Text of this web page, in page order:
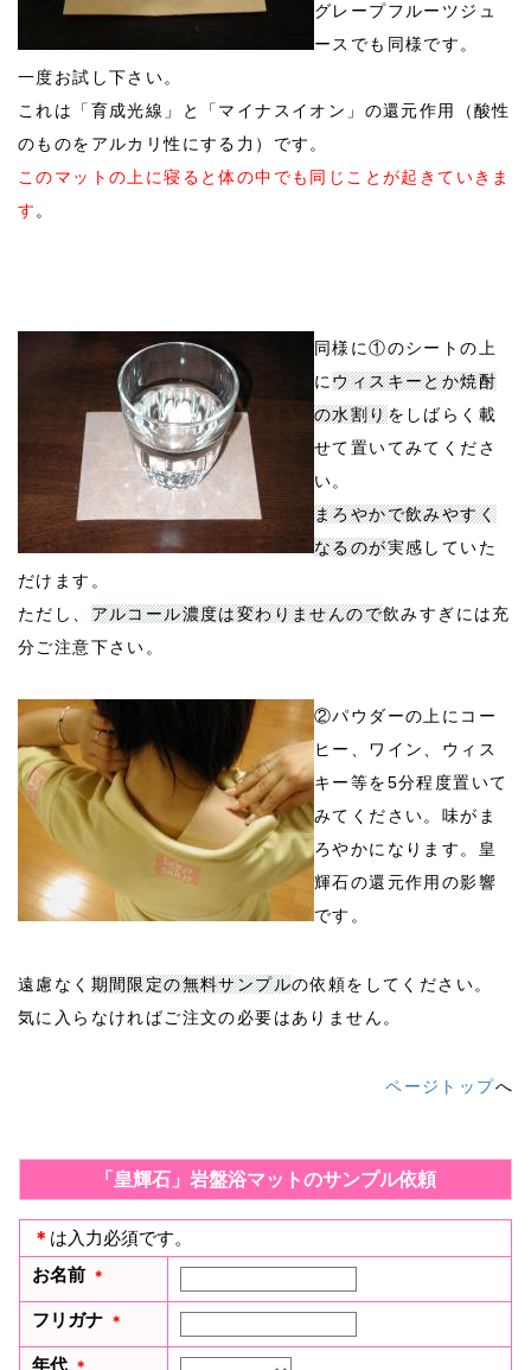
グレープフルーツジュ
ースでも同様です。
一度お試し下さい。
これは「育成光線」と「マイナスイオン」の還元作用（酸性
のものをアルカリ性にする力）です。
このマットの上に寝ると体の中でも同じことが起きていきま
す 。
同様に①のシートの上
にウィスキーとか焼酎
の水割りをしばらく載
せて置いてみてくださ
い。
まろやかで飲みやすく
なるのが実感していた
だけます。
ただし、 アルコール濃度は変わりませんので飲みすぎには充
分ご注意下さい。
②パウダーの上にコー
ヒー、ワイン、ウィス
キー等を5分程度置いて
みてください。味がま
ろやかになります。皇
輝石の還元作用の影響
です。
遠慮なく 期間限定の無料サンプルの依頼をしてください。
気に入らなければご注文の必要はありません。
ページトップへ